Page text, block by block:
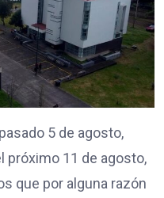
5 de agosto,
próximo 11 de agosto,
que por alguna razón